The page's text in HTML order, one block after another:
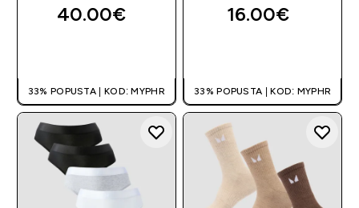
40.00€‎
33% POPUSTA | KOD: MYPHR
16.00€‎
33% POPUSTA | KOD: MYPHR